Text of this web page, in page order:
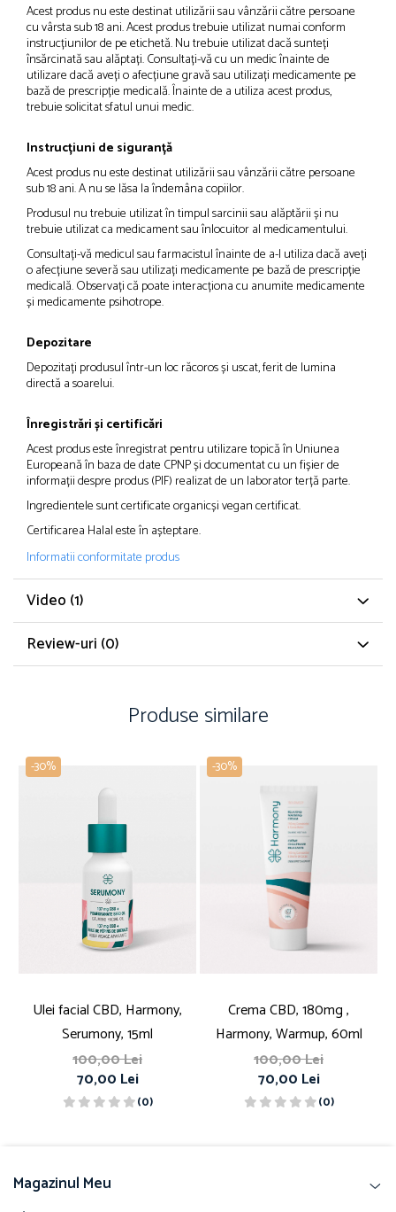
Acest produs nu este destinat utilizării sau vânzării către persoane
cu vârsta sub 18 ani. Acest produs trebuie utilizat numai conform
instrucțiunilor de pe etichetă. Nu trebuie utilizat dacă sunteți
însărcinată sau alăptați. Consultați-vă cu un medic înainte de
utilizare dacă aveți o afecțiune gravă sau utilizați medicamente pe
bază de prescripție medicală. Înainte de a utiliza acest produs,
trebuie solicitat sfatul unui medic.
Instrucțiuni de siguranță
Acest produs nu este destinat utilizării sau vânzării către persoane
sub 18 ani. A nu se lăsa la îndemâna copiilor.
Produsul nu trebuie utilizat în timpul sarcinii sau alăptării și nu
trebuie utilizat ca medicament sau înlocuitor al medicamentului.
Consultați-vă medicul sau farmacistul înainte de a-l utiliza dacă aveți
o afecțiune severă sau utilizați medicamente pe bază de prescripție
medicală. Observați că poate interacționa cu anumite medicamente
și medicamente psihotrope.
Depozitare
Depozitați produsul într-un loc răcoros și uscat, ferit de lumina
directă a soarelui.
Înregistrări și certificări
Acest produs este înregistrat pentru utilizare topică în Uniunea
Europeană în baza de date CPNP și documentat cu un fișier de
informații despre produs (PIF) realizat de un laborator terță parte.
Ingredientele suntcertificate organicșivegan certificat.
Certificarea Halal este în așteptare.
Informatii conformitate produs
Video (1)
Review-uri (0)
Produse similare
-30%
Ulei facial CBD, Harmony,
Serumony, 15ml
100,00 Lei
70,00 Lei
(0)
-30%
Crema CBD, 180mg ,
Harmony, Warmup, 60ml
100,00 Lei
70,00 Lei
(0)
Magazinul Meu